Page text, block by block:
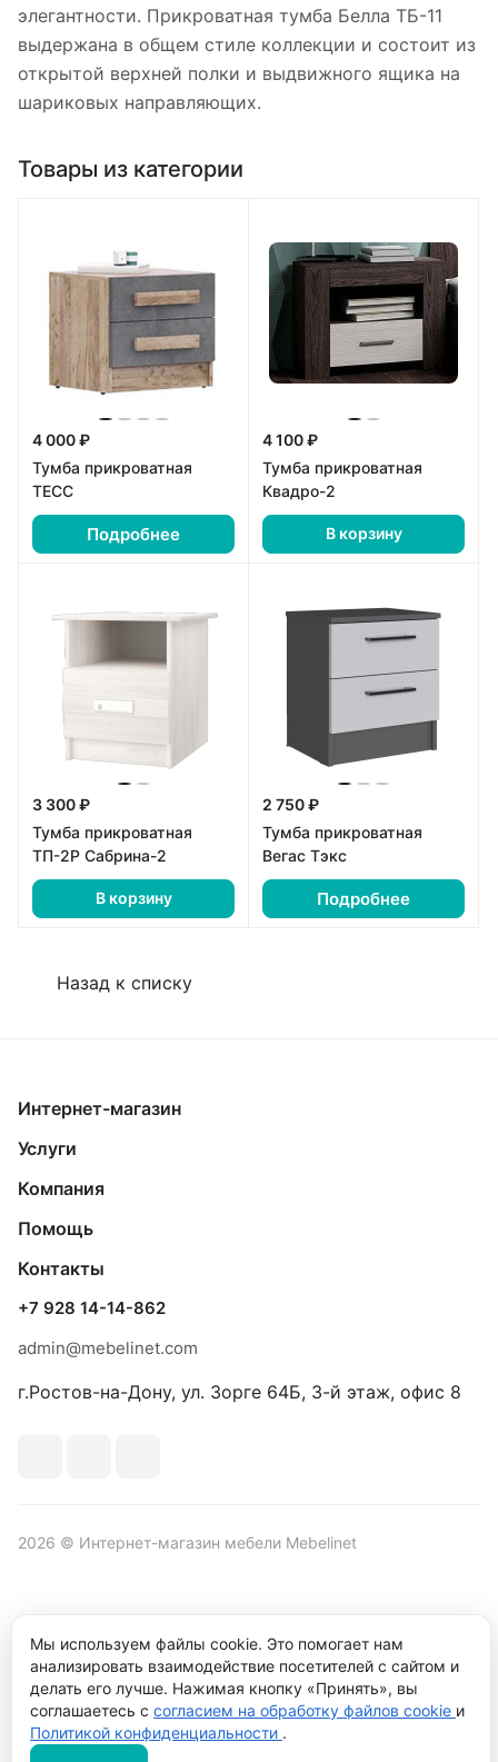
элегантности. Прикроватная тумба Белла ТБ-11
выдержана в общем стиле коллекции и состоит из
открытой верхней полки и выдвижного ящика на
шариковых направляющих.
Товары из категории
4 000 ₽
Тумба прикроватная
ТЕСС
Подробнее
4 100 ₽
Тумба прикроватная
Квадро-2
В корзину
3 300 ₽
Тумба прикроватная
ТП-2Р Сабрина-2
В корзину
2 750 ₽
Тумба прикроватная
Вегас Тэкс
Подробнее
Назад к списку
Интернет-магазин
Услуги
Компания
Помощь
Контакты
+7 928 14-14-862
admin@mebelinet.com
г.Ростов-на-Дону, ул. Зорге 64Б, 3-й этаж, офис 8
2026 © Интернет-магазин мебели Mebelinet
Политика обработки персональных данных Политика
конфиденциальности
Продвижение сайта студияРекламный контент
Мы используем файлы cookie. Это помогает нам
анализировать взаимодействие посетителей с сайтом и
делать его лучше. Нажимая кнопку «Принять», вы
соглашаетесь с согласием на обработку файлов cookie и
Политикой конфиденциальности .